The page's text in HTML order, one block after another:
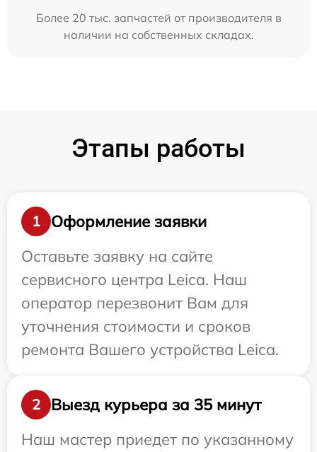
Более 20 тыс. запчастей от производителя в
наличии на собственных складах.
Этапы работы
1
Оформление заявки
Оставьте заявку на сайте
сервисного центра Leica. Наш
оператор перезвонит Вам для
уточнения стоимости и сроков
ремонта Вашего устройства Leica.
2
Выезд курьера за 35 минут
Наш мастер приедет по указанному